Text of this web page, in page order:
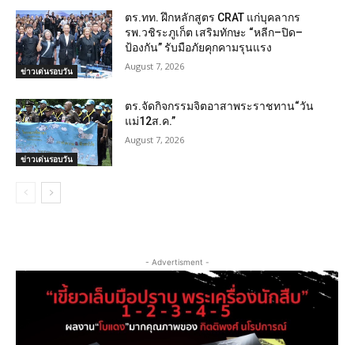
ข่าวเด่นรอบวัน
ตร.ทท. ฝึกหลักสูตร CRAT แก่บุคลากร
รพ.วชิระภูเก็ต เสริมทักษะ “หลีก–ปิด–
ป้องกัน” รับมือภัยคุกคามรุนแรง
August 7, 2026
ข่าวเด่นรอบวัน
ตร.จัดกิจกรรมจิตอาสาพระราชทาน“วัน
แม่12ส.ค.”
August 7, 2026
- Advertisment -